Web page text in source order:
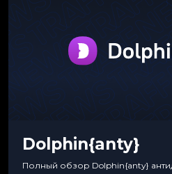
Dolphin{anty}
Полный обзор Dolphin{anty}